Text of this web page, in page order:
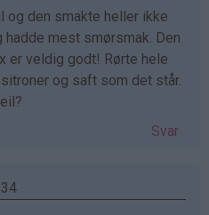
og den smakte heller ikke
mest smørsmak. Den
er veldig godt! Rørte hele
og saft som det står.
Svar